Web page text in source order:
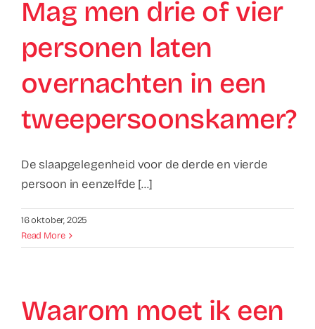
Mag men drie of vier
personen laten
overnachten in een
tweepersoonskamer?
De slaapgelegenheid voor de derde en vierde
persoon in eenzelfde [...]
16 oktober, 2025
Read More
Waarom moet ik een